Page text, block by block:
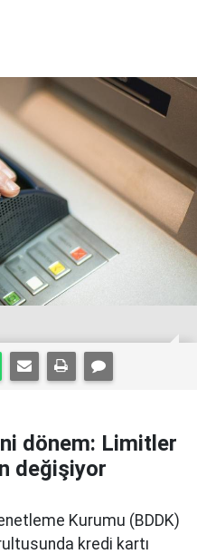
dönem: Limitler
değişiyor
Kurumu (BDDK)
kredi kartı